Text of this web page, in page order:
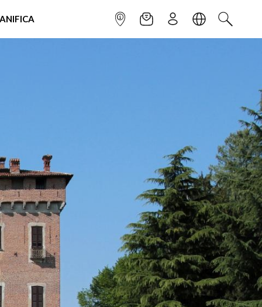
INFOPOINTNEWSLETTER
ISCRIVITILINGUACERCA